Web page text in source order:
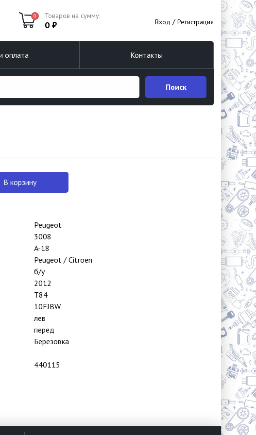
0 Товаров на сумму:
0 ₽ Вход / Регистрация
оплата Контакты
Поиск
В корзину
Peugeot
3008
A-18
Peugeot / Citroen
б/у
2012
T84
10FJBW
лев
перед
Березовка
440115